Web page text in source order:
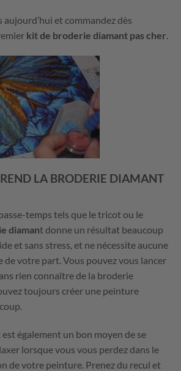
aujourd’hui et commandez dès
kit de broderie diamant pas cher.
REND LA BRODERIE DIAMANT
temps tels que le tricot ou le
diamant donne un résultat beaucoup
et sans stress, et ne nécessite aucune
de votre part. Vous pouvez vous lancer
rien connaître de la broderie
toujours créer une peinture
également un bon moyen de se
lorsque vous vous perdez dans le
de votre peinture. Prenez du recul et